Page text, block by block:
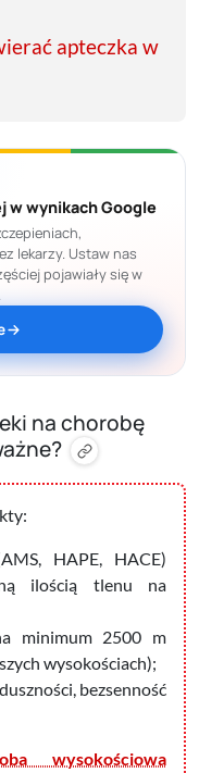
apteczka w
w wynikach Google
lekarzy. Ustaw nas
pojawiały się w
na chorobę
HAPE, HACE)
ilością tlenu na
minimum 2500 m
wysokościach);
bezsenność
wysokościowa